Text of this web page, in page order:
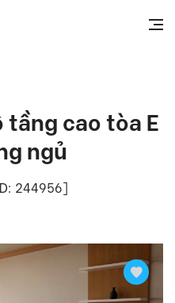
tầng cao tòa E
ngủ
244956]